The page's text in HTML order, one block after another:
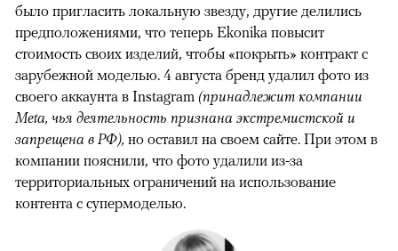
было пригласить локальную звезду, другие делились
предположениями, что теперь Ekonika повысит
стоимость своих изделий, чтобы «покрыть» контракт с
зарубежной моделью. 4 августа бренд удалил фото из
своего аккаунта в Instagram (принадлежит компании
Meta, чья деятельность признана экстремистской и
запрещена в РФ), но оставил на своем сайте. При этом в
компании пояснили, что фото удалили из-за
территориальных ограничений на использование
контента с супермоделью.